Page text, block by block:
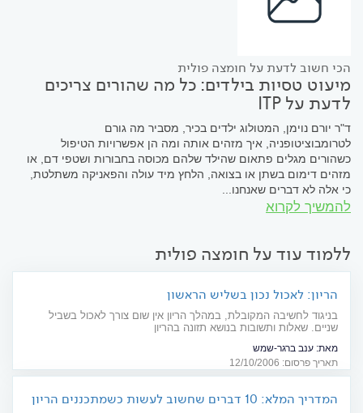
הכי חשוב לדעת על חומצה פולית
מיעוט טסיות בילדים: כל מה שהורים צריכים
לדעת על ITP
ד"ר יורם נוימן, המטולוג ילדים בכיר, מסביר מה גורם
לטרומבוציטופניה, איך מזהים אותה ומה הן אפשרויות הטיפול
כשהורים מגלים פתאום שהילד שלהם מכוסה בחבורות ושטפי דם, או
מזהים דימום בשתן או בצואה, הלחץ מיד עולה והפאניקה משתלטת,
כי אלה לא דברים שאנחנו...
להמשיך לקרוא
ללמוד עוד על חומצה פולית
הריון: לאכול נכון בשליש הראשון
בניגוד לחשיבה המקובלת, במהלך הריון אין שום צורך לאכול בשביל
שניים. שאלות ותשובות בנושא תזונה בהריון
מאת: ענב ברגר-שמש
תאריך פרסום: 12/10/2006
המדריך המלא: 10 דברים שחשוב לעשות כשמתכננים הריון